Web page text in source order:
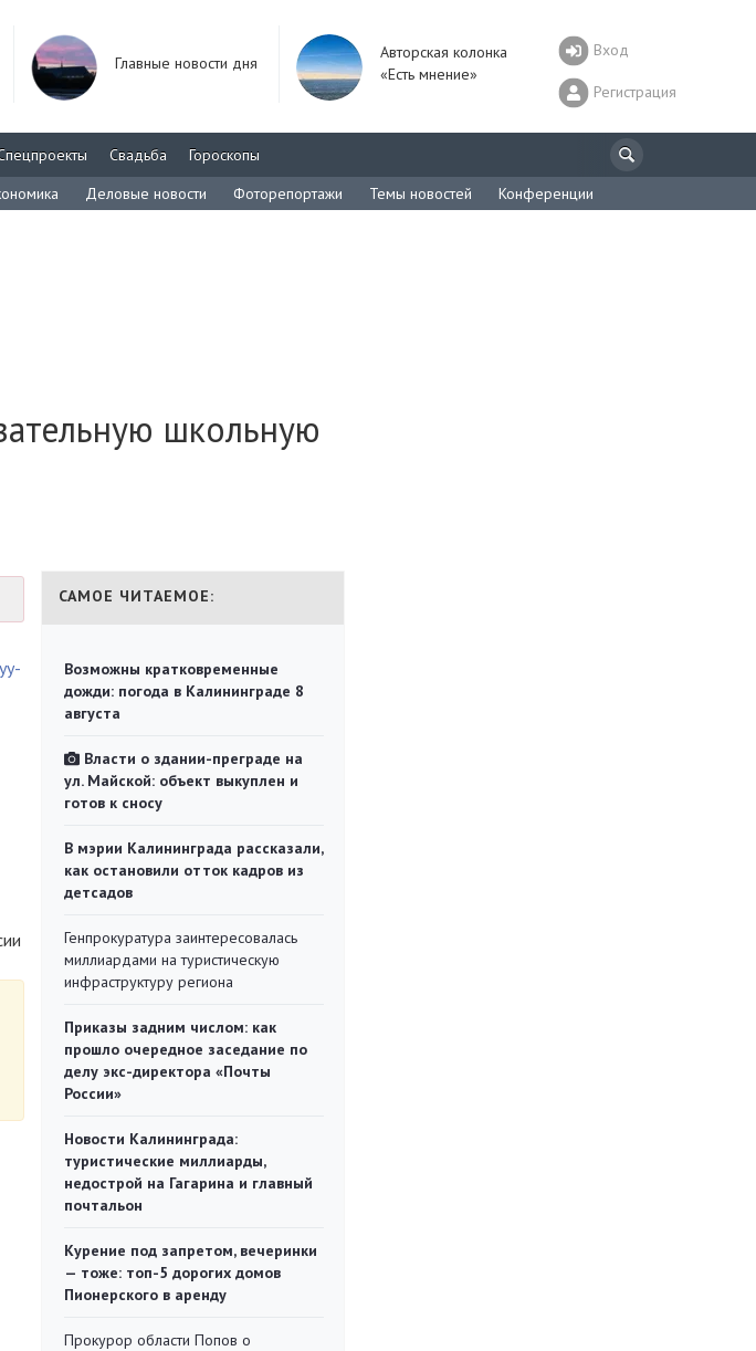
Главные новости дня
Авторская колонка
«Есть мнение»
Вход
Регистрация
Свадьба
Гороскопы
Деловые новости Фоторепортажи Темы новостей Конференции
школьную
САМОЕ ЧИТАЕМОЕ:
Возможны кратковременные
дожди: погода в Калининграде 8
августа
Власти о здании-преграде на
ул. Майской: объект выкуплен и
готов к сносу
В мэрии Калининграда рассказали,
как остановили отток кадров из
детсадов
Генпрокуратура заинтересовалась
миллиардами на туристическую
инфраструктуру региона
Приказы задним числом: как
прошло очередное заседание по
делу экс-директора «Почты
России»
Новости Калининграда:
туристические миллиарды,
недострой на Гагарина и главный
почтальон
Курение под запретом, вечеринки
— тоже: топ-5 дорогих домов
Пионерского в аренду
Прокурор области Попов о